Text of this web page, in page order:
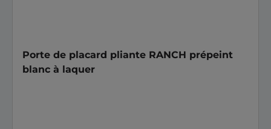
Porte de placard pliante RANCH prépeint
blanc à laquer